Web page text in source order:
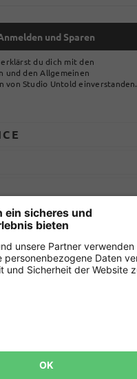
und Sparen
du dich mit den
und den Allgemeinen
von Studio Untold einverstanden.
LIEFERUNG
einkaufen mit
Impressum